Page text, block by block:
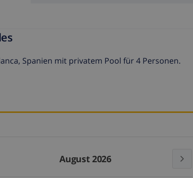
Spanien mit privatem Pool für 4 Personen.
August 2026